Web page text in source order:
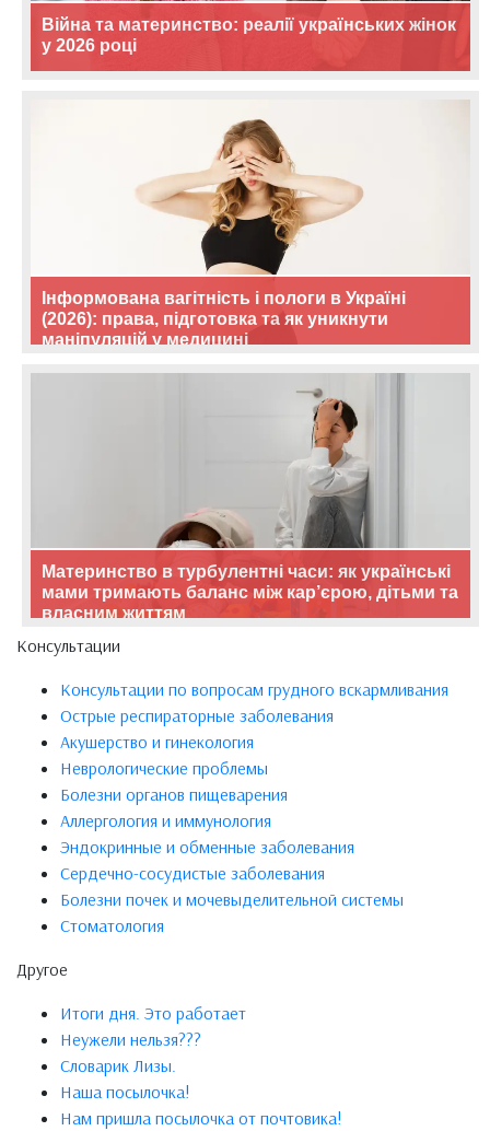
Війна та материнство: реалії українських жінок
у 2026 році
Інформована вагітність і пологи в Україні
(2026): права, підготовка та як уникнути
маніпуляцій у медицині
Материнство в турбулентні часи: як українські
мами тримають баланс між кар’єрою, дітьми та
власним життям
Консультации
Консультации по вопросам грудного вскармливания
Острые респираторные заболевания
Акушерство и гинекология
Неврологические проблемы
Болезни органов пищеварения
Аллергология и иммунология
Эндокринные и обменные заболевания
Сердечно-сосудистые заболевания
Болезни почек и мочевыделительной системы
Стоматология
Другое
Итоги дня. Это работает
Неужели нельзя???
Словарик Лизы.
Наша посылочка!
Нам пришла посылочка от почтовика!